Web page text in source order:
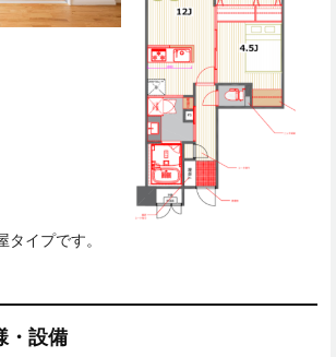
タイプです。
・設備